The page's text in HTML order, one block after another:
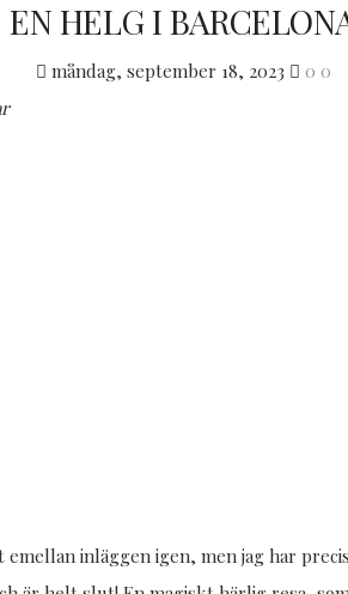
EN HELG I
måndag, september 18, 2023 0 0
emellan inläggen igen, men jag har